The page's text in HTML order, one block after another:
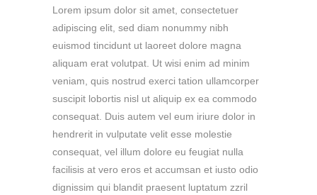
Lorem ipsum dolor sit amet, consectetuer
adipiscing elit, sed diam nonummy nibh
euismod tincidunt ut laoreet dolore magna
aliquam erat volutpat. Ut wisi enim ad minim
veniam, quis nostrud exerci tation ullamcorper
suscipit lobortis nisl ut aliquip ex ea commodo
consequat. Duis autem vel eum iriure dolor in
hendrerit in vulputate velit esse molestie
consequat, vel illum dolore eu feugiat nulla
facilisis at vero eros et accumsan et iusto odio
dignissim qui blandit praesent luptatum zzril